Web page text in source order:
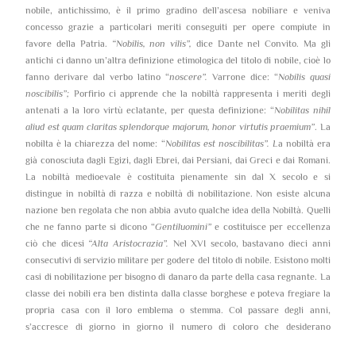
nobile, antichissimo, è il primo gradino dell’ascesa nobiliare e veniva
concesso grazie a particolari meriti conseguiti per opere compiute in
favore della Patria. “Nobilis, non vilis”, dice Dante nel Convito. Ma gli
antichi ci danno un’altra definizione etimologica del titolo di nobile, cioè lo
fanno derivare dal verbo latino “noscere”. Varrone dice: “Nobilis quasi
noscibilis”; Porfirio ci apprende che la nobiltà rappresenta i meriti degli
antenati a la loro virtù eclatante, per questa definizione: “Nobilitas nihil
aliud est quam claritas splendorque majorum, honor virtutis praemium”. La
nobilta è la chiarezza del nome: “Nobilitas est noscibilitas”. La nobiltà era
già conosciuta dagli Egizi, dagli Ebrei, dai Persiani, dai Greci e dai Romani.
La nobiltà medioevale è costituita pienamente sin dal X secolo e si
distingue in nobiltà di razza e nobiltà di nobilitazione. Non esiste alcuna
nazione ben regolata che non abbia avuto qualche idea della Nobiltà. Quelli
che ne fanno parte si dicono “Gentiluomini”e costituisce per eccellenza
ciò che dicesi “Alta Aristocrazia”. Nel XVI secolo, bastavano dieci anni
consecutivi di servizio militare per godere del titolo di nobile. Esistono molti
casi di nobilitazione per bisogno di danaro da parte della casa regnante. La
classe dei nobili era ben distinta dalla classe borghese e poteva fregiare la
propria casa con il loro emblema o stemma. Col passare degli anni,
s’accresce di giorno in giorno il numero di coloro che desiderano